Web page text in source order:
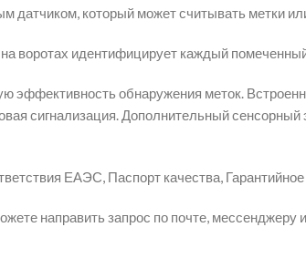
датчиком, который может считывать метки
воротах идентифицирует каждый
обнаружения меток.
сигнализация. Дополнительный
ЕАЭС, Паспорт качества,
направить запрос по почте, мессенджеру